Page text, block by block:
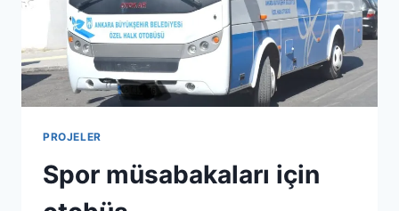
PROJELER
Spor müsabakaları için